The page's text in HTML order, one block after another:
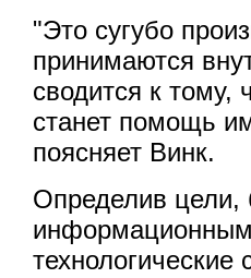
"Это сугубо
принимаются
сводится к тому,
станет помощь
поясняет Винк.
Определив цели,
информационным